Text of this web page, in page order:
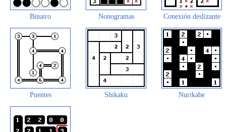
Binairo Nonogramas Conexión deslizante
Puentes Shikaku Nurikabe